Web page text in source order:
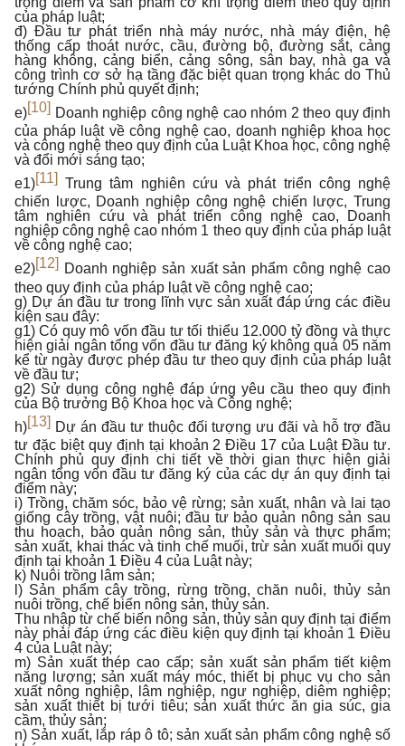
của pháp luật;
đ) Đầu tư phát triển nhà máy nước, nhà máy điện, hệ
thống cấp thoát nước, cầu, đường bộ, đường sắt, cảng
hàng không, cảng biển, cảng sông, sân bay, nhà ga và
công trình cơ sở hạ tầng đặc biệt quan trọng khác do Thủ
tướng Chính phủ quyết định;
e)[10] Doanh nghiệp công nghệ cao nhóm 2 theo quy định
của pháp luật về công nghệ cao, doanh nghiệp khoa học
và công nghệ theo quy định của Luật Khoa học, công nghệ
và đổi mới sáng tạo;
e1)[11] Trung tâm nghiên cứu và phát triển công nghệ
chiến lược, Doanh nghiệp công nghệ chiến lược, Trung
tâm nghiên cứu và phát triển công nghệ cao, Doanh
nghiệp công nghệ cao nhóm 1 theo quy định của pháp luật
về công nghệ cao;
e2)[12] Doanh nghiệp sản xuất sản phẩm công nghệ cao
theo quy định của pháp luật về công nghệ cao;
g) Dự án đầu tư trong lĩnh vực sản xuất đáp ứng các điều
kiện sau đây:
g1) Có quy mô vốn đầu tư tối thiểu 12.000 tỷ đồng và thực
hiện giải ngân tổng vốn đầu tư đăng ký không quá 05 năm
kể từ ngày được phép đầu tư theo quy định của pháp luật
về đầu tư;
g2) Sử dụng công nghệ đáp ứng yêu cầu theo quy định
của Bộ trưởng Bộ Khoa học và Công nghệ;
h)[13] Dự án đầu tư thuộc đối tượng ưu đãi và hỗ trợ đầu
tư đặc biệt quy định tại khoản 2 Điều 17 của Luật Đầu tư.
Chính phủ quy định chi tiết về thời gian thực hiện giải
ngân tổng vốn đầu tư đăng ký của các dự án quy định tại
điểm này;
i) Trồng, chăm sóc, bảo vệ rừng; sản xuất, nhân và lai tạo
giống cây trồng, vật nuôi; đầu tư bảo quản nông sản sau
thu hoạch, bảo quản nông sản, thủy sản và thực phẩm;
sản xuất, khai thác và tinh chế muối, trừ sản xuất muối quy
định tại khoản 1 Điều 4 của Luật này;
k) Nuôi trồng lâm sản;
l) Sản phẩm cây trồng, rừng trồng, chăn nuôi, thủy sản
nuôi trồng, chế biến nông sản, thủy sản.
Thu nhập từ chế biến nông sản, thủy sản quy định tại điểm
này phải đáp ứng các điều kiện quy định tại khoản 1 Điều
4 của Luật này;
m) Sản xuất thép cao cấp; sản xuất sản phẩm tiết kiệm
năng lượng; sản xuất máy móc, thiết bị phục vụ cho sản
xuất nông nghiệp, lâm nghiệp, ngư nghiệp, diêm nghiệp;
sản xuất thiết bị tưới tiêu; sản xuất thức ăn gia súc, gia
cầm, thủy sản;
n) Sản xuất, lắp ráp ô tô; sản xuất sản phẩm công nghệ số